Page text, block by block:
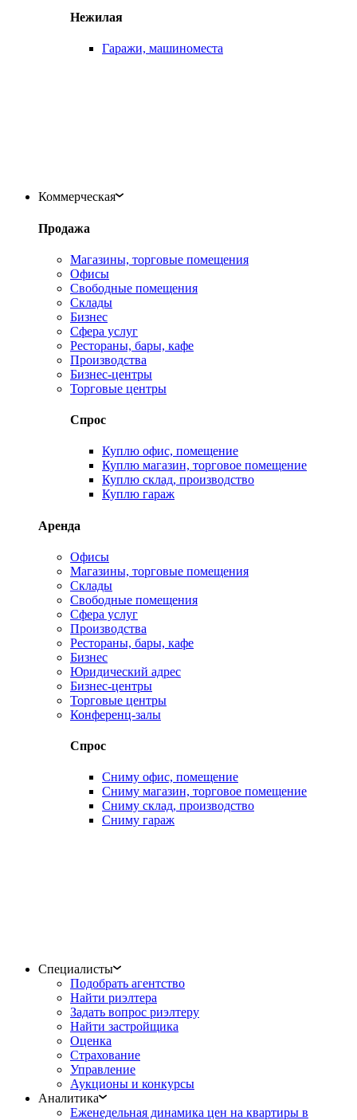
Нежилая
Гаражи, машиноместа
Коммерческая
Продажа
Магазины, торговые помещения
Офисы
Свободные помещения
Склады
Бизнес
Сфера услуг
Рестораны, бары, кафе
Производства
Бизнес-центры
Торговые центры
Спрос
Куплю офис, помещение
Куплю магазин, торговое помещение
Куплю склад, производство
Куплю гараж
Аренда
Офисы
Магазины, торговые помещения
Склады
Свободные помещения
Сфера услуг
Производства
Рестораны, бары, кафе
Бизнес
Юридический адрес
Бизнес-центры
Торговые центры
Конференц-залы
Спрос
Сниму офис, помещение
Сниму магазин, торговое помещение
Сниму склад, производство
Сниму гараж
Специалисты
Подобрать агентство
Найти риэлтера
Задать вопрос риэлтеру
Найти застройщика
Оценка
Страхование
Управление
Аукционы и конкурсы
Аналитика
Еженедельная динамика цен на квартиры в